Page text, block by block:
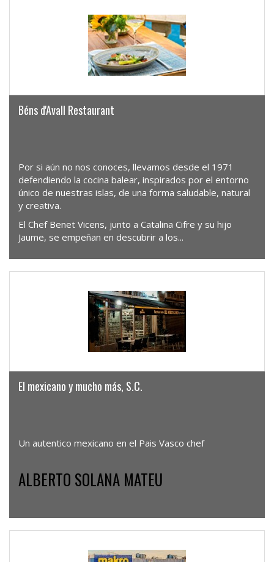
Béns d'Avall Restaurant
Por si aún no nos conoces, llevamos desde el 1971
defendiendo la cocina balear, inspirados por el entorno
único de nuestras islas, de una forma saludable, natural
y creativa.
El Chef Benet Vicens, junto a Catalina Cifre y su hijo
Jaume, se empeñan en descubrir a los...
El mexicano y mucho más, S.C.
Un autentico mexicano en el Pais Vasco chef
ALBERTO SOLANA MATEU